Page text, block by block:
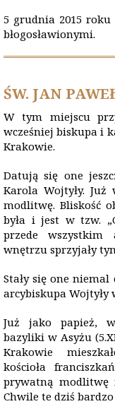
5 grudnia 2015 roku
błogosławionymi.
ŚW. JAN
W tym miejscu
wcześniej biskupa i
Krakowie.
Datują się one
Karola Wojtyły.
modlitwę. Bliskość
była i jest w tzw.
przede wszystkim
wnętrzu sprzyjały
Stały się one
arcybiskupa Wojtyły
Już jako papież,
bazyliki w Asyżu
Krakowie
kościoła
prywatną modlitwę
Chwile te dziś